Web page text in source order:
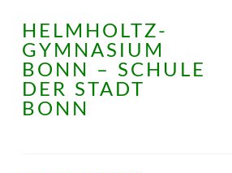
Springe
zum
Inhalt
HELMHOLTZ-
GYMNASIUM
BONN – SCHULE
DER STADT
BONN